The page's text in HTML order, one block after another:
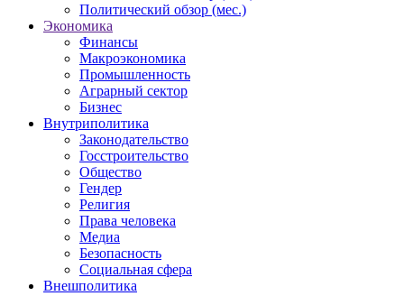
Политический обзор (мес.)
Экономика
Финансы
Макроэкономика
Промышленность
Аграрный сектор
Бизнес
Внутриполитика
Законодательство
Госстроительство
Общество
Гендер
Религия
Права человека
Медиа
Безопасность
Социальная сфера
Внешполитика